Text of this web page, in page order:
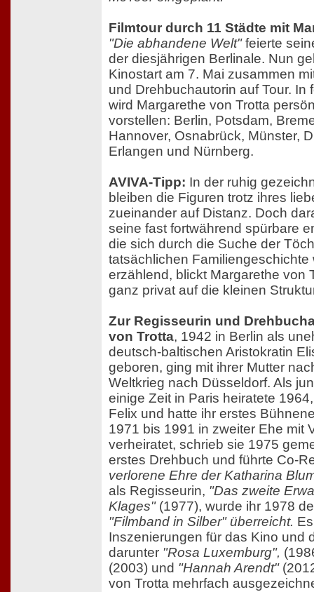
Filmtour durch 11 Städte mit
"Die abhandene Welt"feierte
der diesjährigen Berlinale. Nun
Kinostart am 7. Mai zusammen
und Drehbuchautorin auf Tour. In
wird Margarethe von Trotta
vorstellen: Berlin, Potsdam,
Hannover, Osnabrück, Münster,
Erlangen und Nürnberg.
AVIVA-Tipp: In der ruhig
bleiben die Figuren trotz ihres
zueinander auf Distanz. Doch
seine fast fortwährend spürbare
die sich durch die Suche der
tatsächlichen Familiengeschichte
erzählend, blickt Margarethe von
ganz privat auf die kleinen
Zur Regisseurin und
von Trotta, 1942 in Berlin als
deutsch-baltischen Aristokratin
geboren, ging mit ihrer Mutter
Weltkrieg nach Düsseldorf. Als
einige Zeit in Paris heiratete
Felix und hatte ihr erstes
1971 bis 1991 in zweiter Ehe mit
verheiratet, schrieb sie 1975
erstes Drehbuch und führte Co-
verlorene Ehre der Katharina
als Regisseurin, "Das zweite
Klages"(1977), wurde ihr 1978
"Filmband in Silber" überreicht.
Inszenierungen für das Kino und
darunter "Rosa Luxemburg",
(2003) und "Hannah Arendt"
von Trotta mehrfach